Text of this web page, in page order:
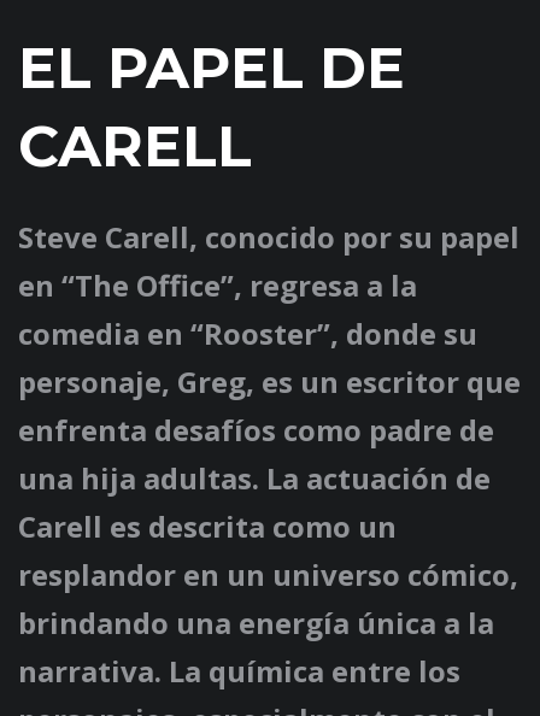
EL PAPEL DE
CARELL
Steve Carell, conocido por su papel
en “The Office”, regresa a la
comedia en “Rooster”, donde su
personaje, Greg, es un escritor que
enfrenta desafíos como padre de
una hija adultas. La actuación de
Carell es descrita como un
resplandor en un universo cómico,
brindando una energía única a la
narrativa. La química entre los